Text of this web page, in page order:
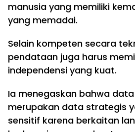
manusia yang memiliki
yang memadai.
Selain kompeten secara
pendataan juga harus
independensi yang kuat.
Ia menegaskan bahwa
merupakan data strategis
sensitif karena berkaitan